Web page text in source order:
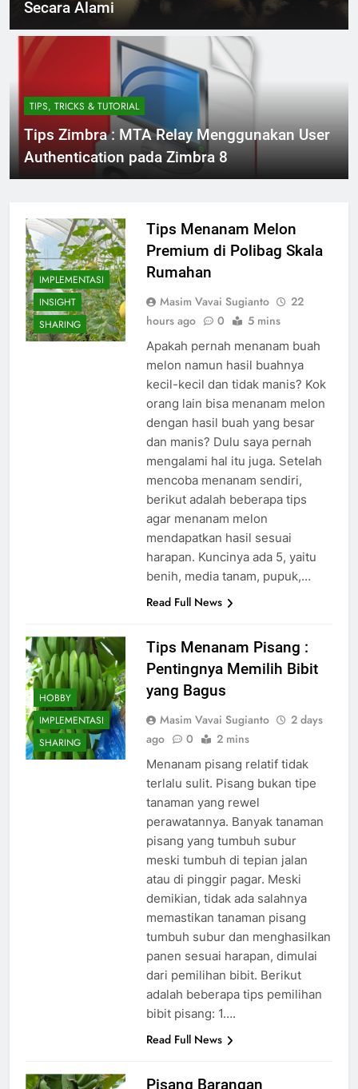
Secara Alami
TIPS, TRICKS & TUTORIAL
Tips Zimbra : MTA Relay Menggunakan User
Authentication pada Zimbra 8
IMPLEMENTASI
INSIGHT
SHARING
Tips Menanam Melon
Premium di Polibag Skala
Rumahan
Masim Vavai Sugianto
22
hours ago
0 5 mins
Apakah pernah menanam buah
melon namun hasil buahnya
kecil-kecil dan tidak manis? Kok
orang lain bisa menanam melon
dengan hasil buah yang besar
dan manis? Dulu saya pernah
mengalami hal itu juga. Setelah
mencoba menanam sendiri,
berikut adalah beberapa tips
agar menanam melon
mendapatkan hasil sesuai
harapan. Kuncinya ada 5, yaitu
benih, media tanam, pupuk,…
Read Full News
HOBBY
IMPLEMENTASI
SHARING
Tips Menanam Pisang :
Pentingnya Memilih Bibit
yang Bagus
Masim Vavai Sugianto
2 days
ago
0 2 mins
Menanam pisang relatif tidak
terlalu sulit. Pisang bukan tipe
tanaman yang rewel
perawatannya. Banyak tanaman
pisang yang tumbuh subur
meski tumbuh di tepian jalan
atau di pinggir pagar. Meski
demikian, tidak ada salahnya
memastikan tanaman pisang
tumbuh subur dan menghasilkan
panen sesuai harapan, dimulai
dari pemilihan bibit. Berikut
adalah beberapa tips pemilihan
bibit pisang: 1….
Read Full News
Pisang Barangan